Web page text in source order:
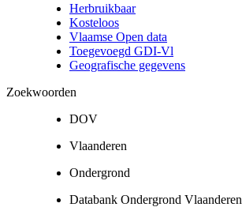
Herbruikbaar
Kosteloos
Vlaamse Open data
Toegevoegd GDI-Vl
Geografische gegevens
Zoekwoorden
DOV
Vlaanderen
Ondergrond
Databank Ondergrond Vlaanderen